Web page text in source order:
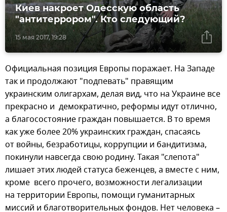
15 мая 2017, 19:28
Киев накроет Одесскую область
"антитеррором". Кто следующий?
Официальная позиция Европы поражает. На Западе
так и продолжают "подпевать" правящим
украинским олигархам, делая вид, что на Украине все
прекрасно и демократично, реформы идут отлично,
а благосостояние граждан повышается. В то время
как уже более 20% украинских граждан, спасаясь
от войны, безработицы, коррупции и бандитизма,
покинули навсегда свою родину. Такая "слепота"
лишает этих людей статуса беженцев, а вместе с ним,
кроме всего прочего, возможности легализации
на территории Европы, помощи гуманитарных
миссий и благотворительных фондов. Нет человека –